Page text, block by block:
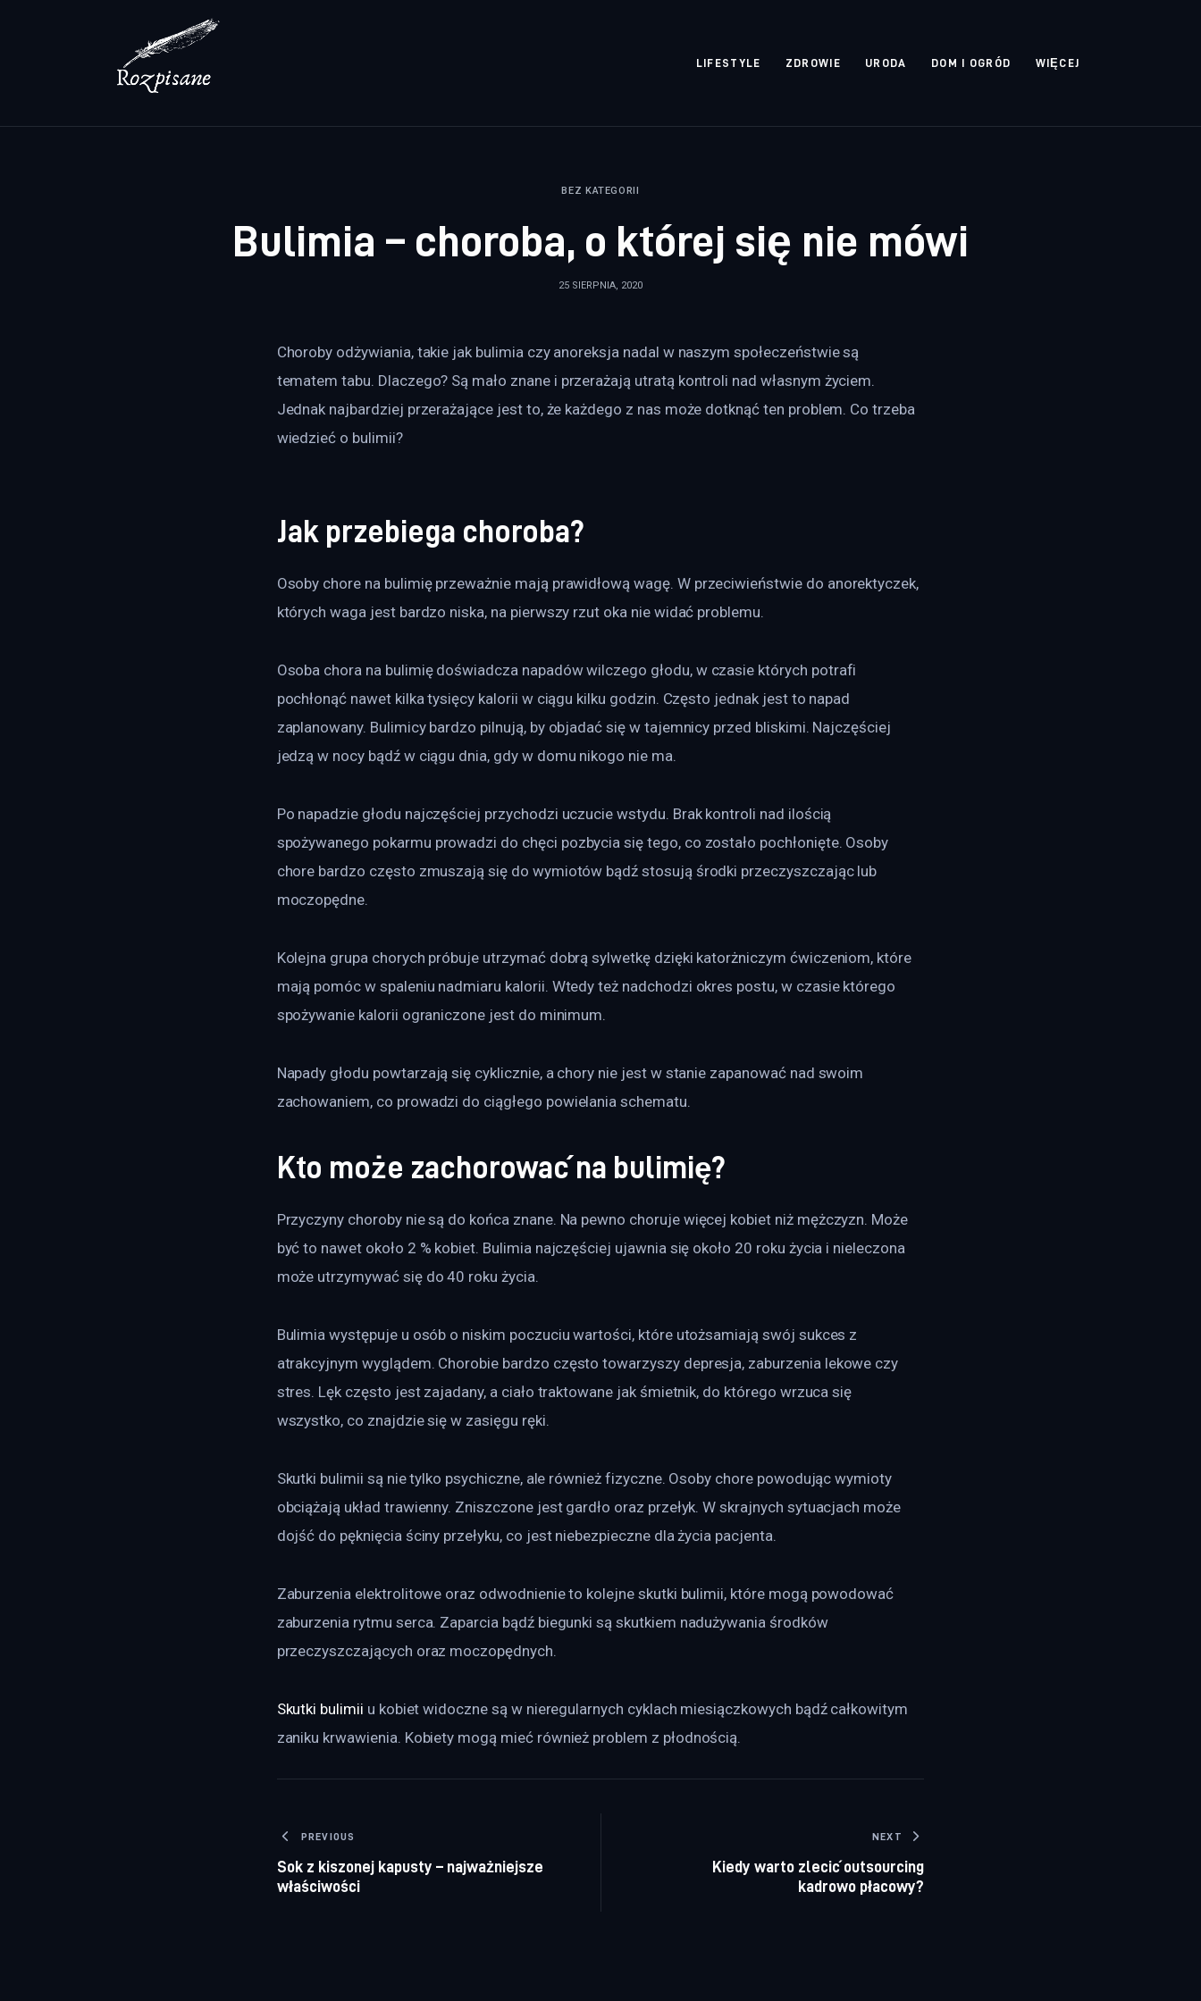
LIFESTYLE ZDROWIE URODA DOM I OGRÓD WIĘCEJ
BEZ KATEGORII
Bulimia – choroba, o której się nie mówi
25 SIERPNIA, 2020
Choroby odżywiania, takie jak bulimia czy anoreksja nadal w naszym społeczeństwie są
tematem tabu. Dlaczego? Są mało znane i przerażają utratą kontroli nad własnym życiem.
Jednak najbardziej przerażające jest to, że każdego z nas może dotknąć ten problem. Co trzeba
wiedzieć o bulimii?
Jak przebiega choroba?
Osoby chore na bulimię przeważnie mają prawidłową wagę. W przeciwieństwie do anorektyczek,
których waga jest bardzo niska, na pierwszy rzut oka nie widać problemu.
Osoba chora na bulimię doświadcza napadów wilczego głodu, w czasie których potrafi
pochłonąć nawet kilka tysięcy kalorii w ciągu kilku godzin. Często jednak jest to napad
zaplanowany. Bulimicy bardzo pilnują, by objadać się w tajemnicy przed bliskimi. Najczęściej
jedzą w nocy bądź w ciągu dnia, gdy w domu nikogo nie ma.
Po napadzie głodu najczęściej przychodzi uczucie wstydu. Brak kontroli nad ilością
spożywanego pokarmu prowadzi do chęci pozbycia się tego, co zostało pochłonięte. Osoby
chore bardzo często zmuszają się do wymiotów bądź stosują środki przeczyszczając lub
moczopędne.
Kolejna grupa chorych próbuje utrzymać dobrą sylwetkę dzięki katorżniczym ćwiczeniom, które
mają pomóc w spaleniu nadmiaru kalorii. Wtedy też nadchodzi okres postu, w czasie którego
spożywanie kalorii ograniczone jest do minimum.
Napady głodu powtarzają się cyklicznie, a chory nie jest w stanie zapanować nad swoim
zachowaniem, co prowadzi do ciągłego powielania schematu.
Kto może zachorować na bulimię?
Przyczyny choroby nie są do końca znane. Na pewno choruje więcej kobiet niż mężczyzn. Może
być to nawet około 2 % kobiet. Bulimia najczęściej ujawnia się około 20 roku życia i nieleczona
może utrzymywać się do 40 roku życia.
Bulimia występuje u osób o niskim poczuciu wartości, które utożsamiają swój sukces z
atrakcyjnym wyglądem. Chorobie bardzo często towarzyszy depresja, zaburzenia lekowe czy
stres. Lęk często jest zajadany, a ciało traktowane jak śmietnik, do którego wrzuca się
wszystko, co znajdzie się w zasięgu ręki.
Skutki bulimii są nie tylko psychiczne, ale również fizyczne. Osoby chore powodując wymioty
obciążają układ trawienny. Zniszczone jest gardło oraz przełyk. W skrajnych sytuacjach może
dojść do pęknięcia ściny przełyku, co jest niebezpieczne dla życia pacjenta.
Zaburzenia elektrolitowe oraz odwodnienie to kolejne skutki bulimii, które mogą powodować
zaburzenia rytmu serca. Zaparcia bądź biegunki są skutkiem nadużywania środków
przeczyszczających oraz moczopędnych.
Skutki bulimii u kobiet widoczne są w nieregularnych cyklach miesiączkowych bądź całkowitym
zaniku krwawienia. Kobiety mogą mieć również problem z płodnością.
Nawigacja wpisu
PREVIOUS
Sok z kiszonej kapusty – najważniejsze
właściwości
NEXT
Kiedy warto zlecić outsourcing
kadrowo płacowy?